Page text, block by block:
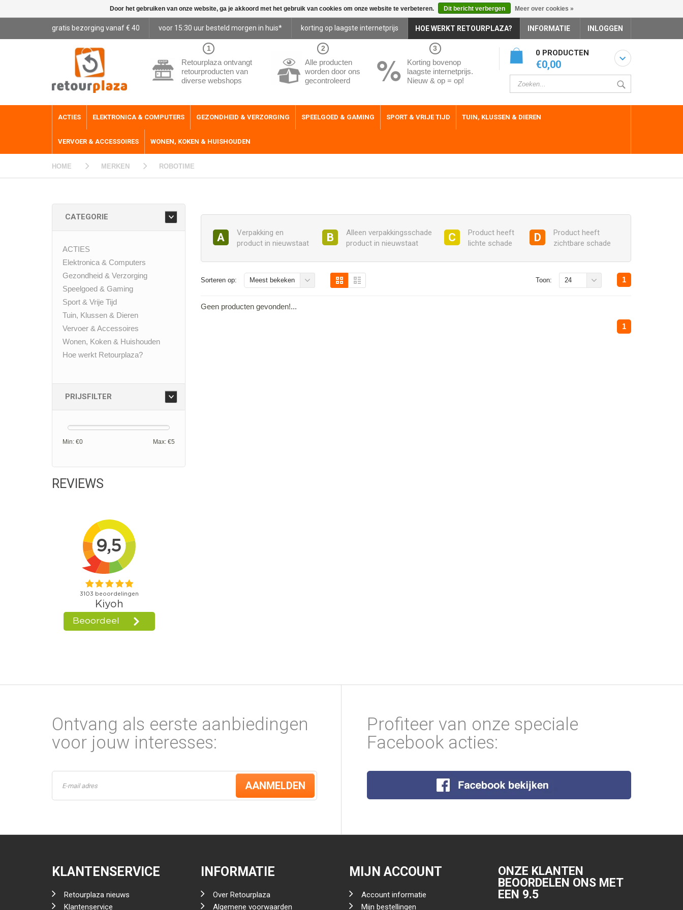
gratis bezorging vanaf € 40 voor 15:30 uur besteld morgen in huis* korting op laagste internetprijs HOE WERKT RETOURPLAZA? INFORMATIE INLOGGEN
1
Retourplaza ontvangt
retourproducten van
diverse webshops
2
Alle producten
worden door ons
gecontroleerd
3
Korting bovenop
laagste internetprijs.
Nieuw & op = op!
0 PRODUCTEN
€0,00
ACTIES ELEKTRONICA & COMPUTERS GEZONDHEID & VERZORGING SPEELGOED & GAMING SPORT & VRIJE TIJD TUIN, KLUSSEN & DIEREN
VERVOER & ACCESSOIRES WONEN, KOKEN & HUISHOUDEN
HOME MERKEN ROBOTIME
CATEGORIE
ACTIES
Elektronica & Computers
Gezondheid & Verzorging
Speelgoed & Gaming
Sport & Vrije Tijd
Tuin, Klussen & Dieren
Vervoer & Accessoires
Wonen, Koken & Huishouden
Hoe werkt Retourplaza?
PRIJSFILTER
Min: €0 Max: €5
REVIEWS
A
Verpakking en
product in nieuwstaat
B
Alleen verpakkingsschade
product in nieuwstaat
C
Product heeft
lichte schade
D
Product heeft
zichtbare schade
Sorteren op: Meest bekeken 1
Toon: 24
Geen producten gevonden!...
1
Ontvang als eerste aanbiedingen
voor jouw interesses:
AANMELDEN
Profiteer van onze speciale
Facebook acties:
KLANTENSERVICE
Retourplaza nieuws
Klantenservice
INFORMATIE
Over Retourplaza
Algemene voorwaarden
MIJN ACCOUNT
Account informatie
Mijn bestellingen
ONZE KLANTEN
BEOORDELEN ONS MET
EEN 9.5
Door het gebruiken van onze website, ga je akkoord met het gebruik van cookies om onze website te verbeteren. Dit bericht verbergen Meer over cookies »